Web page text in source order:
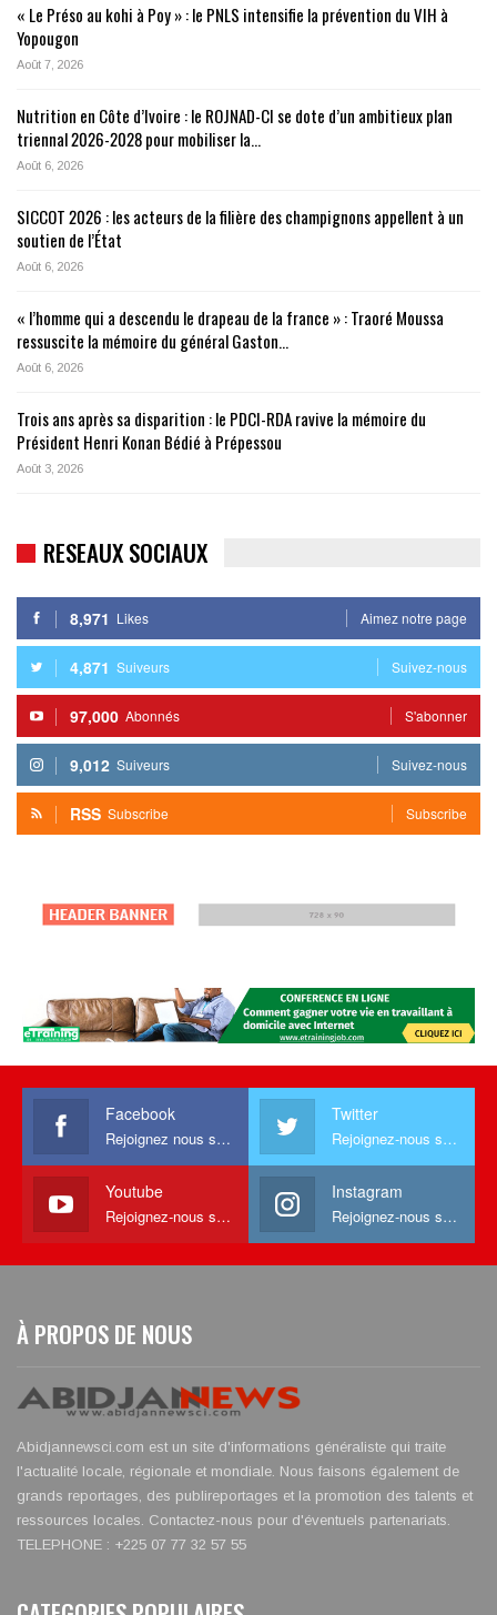
« Le Préso au kohi à Poy » : le PNLS intensifie la prévention du VIH à
Yopougon
Août 7, 2026
Nutrition en Côte d’Ivoire : le ROJNAD-CI se dote d’un ambitieux plan
triennal 2026-2028 pour mobiliser la…
Août 6, 2026
SICCOT 2026 : les acteurs de la filière des champignons appellent à un
soutien de l’État
Août 6, 2026
« l’homme qui a descendu le drapeau de la france » : Traoré Moussa
ressuscite la mémoire du général Gaston…
Août 6, 2026
Trois ans après sa disparition : le PDCI-RDA ravive la mémoire du
Président Henri Konan Bédié à Prépessou
Août 3, 2026
RESEAUX SOCIAUX
8,971 Likes Aimez notre page
4,871 Suiveurs Suivez-nous
97,000 Abonnés S'abonner
9,012 Suiveurs Suivez-nous
RSS Subscribe Subscribe
Facebook
Rejoignez nous sur facebook
Twitter
Rejoignez-nous sur Twitter
Youtube
Rejoignez-nous sur Youtube
Instagram
Rejoignez-nous sur Instagram
À PROPOS DE NOUS
Abidjannewsci.com est un site d'informations généraliste qui traite
l'actualité locale, régionale et mondiale. Nous faisons également de
grands reportages, des publireportages et la promotion des talents et
ressources locales. Contactez-nous pour d'éventuels partenariats.
TELEPHONE : +225 07 77 32 57 55